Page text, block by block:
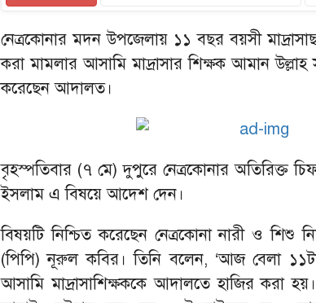
নেত্রকোনার মদন উপজেলায় ১১ বছর বয়সী
করা মামলার আসামি মাদ্রাসার শিক্ষক আমান উল্লাহ
করেছেন আদালত।
বৃহস্পতিবার (৭ মে) দুপুরে নেত্রকোনার অতিরিক্ত
ইসলাম এ বিষয়ে আদেশ দেন।
বিষয়টি নিশ্চিত করেছেন নেত্রকোনা নারী ও শিশু
(পিপি) নূরুল কবির। তিনি বলেন, ‘আজ বেলা
আসামি মাদ্রাসাশিক্ষককে আদালতে হাজির করা